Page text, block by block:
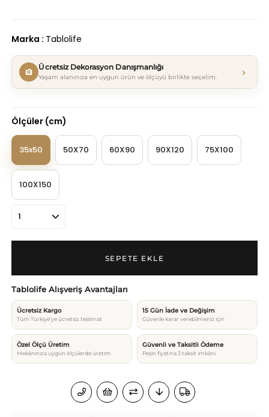
Marka : Tablolife
Ücretsiz Dekorasyon Danışmanlığı
Yaşam alanınıza en uygun ürün ve ölçüyü birlikte seçelim. ›
Ölçüler (cm)
35x50 50X70 60X90 90X120 75X100
100X150
Tablolife Alışveriş Avantajları
Ücretsiz Kargo
Tüm Türkiye’ye ücretsiz teslimat
15 Gün İade ve Değişim
Güvenle karar verebilmeniz için
Özel Ölçü Üretim
Mekânınıza uygun ölçülerde üretim
Güvenli ve Taksitli Ödeme
Peşin fiyatına 3 taksit imkânı